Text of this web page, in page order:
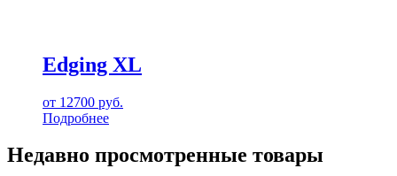
Edging XL
от 12700 руб.
Подробнее
Недавно просмотренные товары